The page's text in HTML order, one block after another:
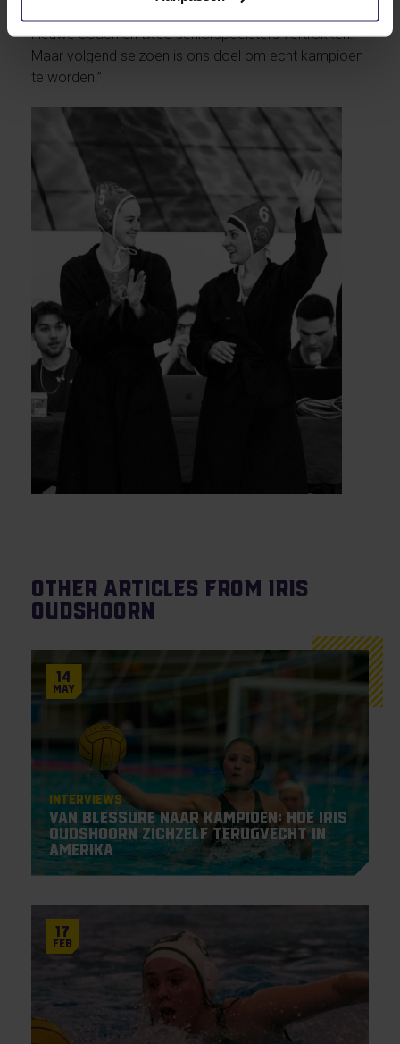
nieuwe coach en twee seniorspeelsters vertrokken.
Maar volgend seizoen is ons doel om echt kampioen
te worden.”
Other articles from Iris
Oudshoorn
14
May
Interviews
Van blessure naar kampioen: hoe Iris
Oudshoorn zichzelf terugvecht in
Amerika
17
Feb